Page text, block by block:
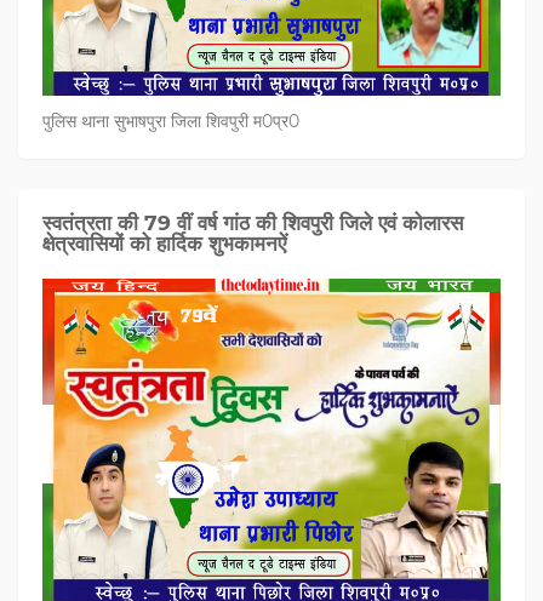
पुलिस थाना सुभाषपुरा जिला शिवपुरी म0प्र0
स्वतंत्रता की 79 वीं वर्ष गांठ की शिवपुरी जिले एवं कोलारस
क्षेत्रवासियों को हार्दिक शुभकामनऐं